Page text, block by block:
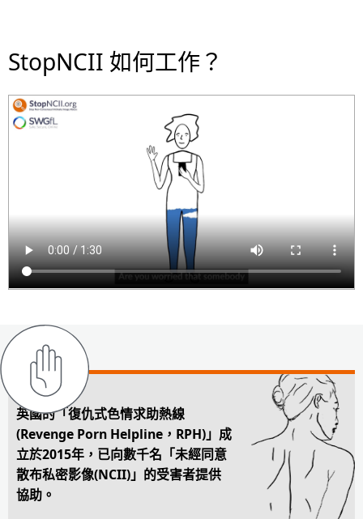
StopNCII 如何工作？
英國的「復仇式色情求助熱線
(Revenge Porn Helpline，RPH)」成
立於2015年，已向數千名「未經同意
散布私密影像(NCII)」的受害者提供
協助。